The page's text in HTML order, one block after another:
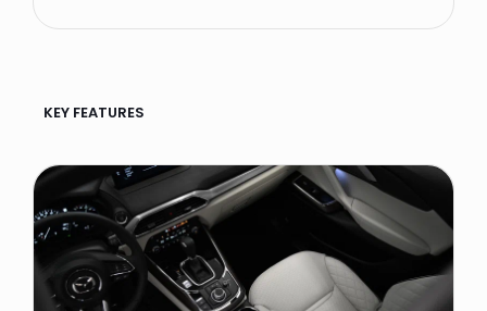
KEY FEATURES